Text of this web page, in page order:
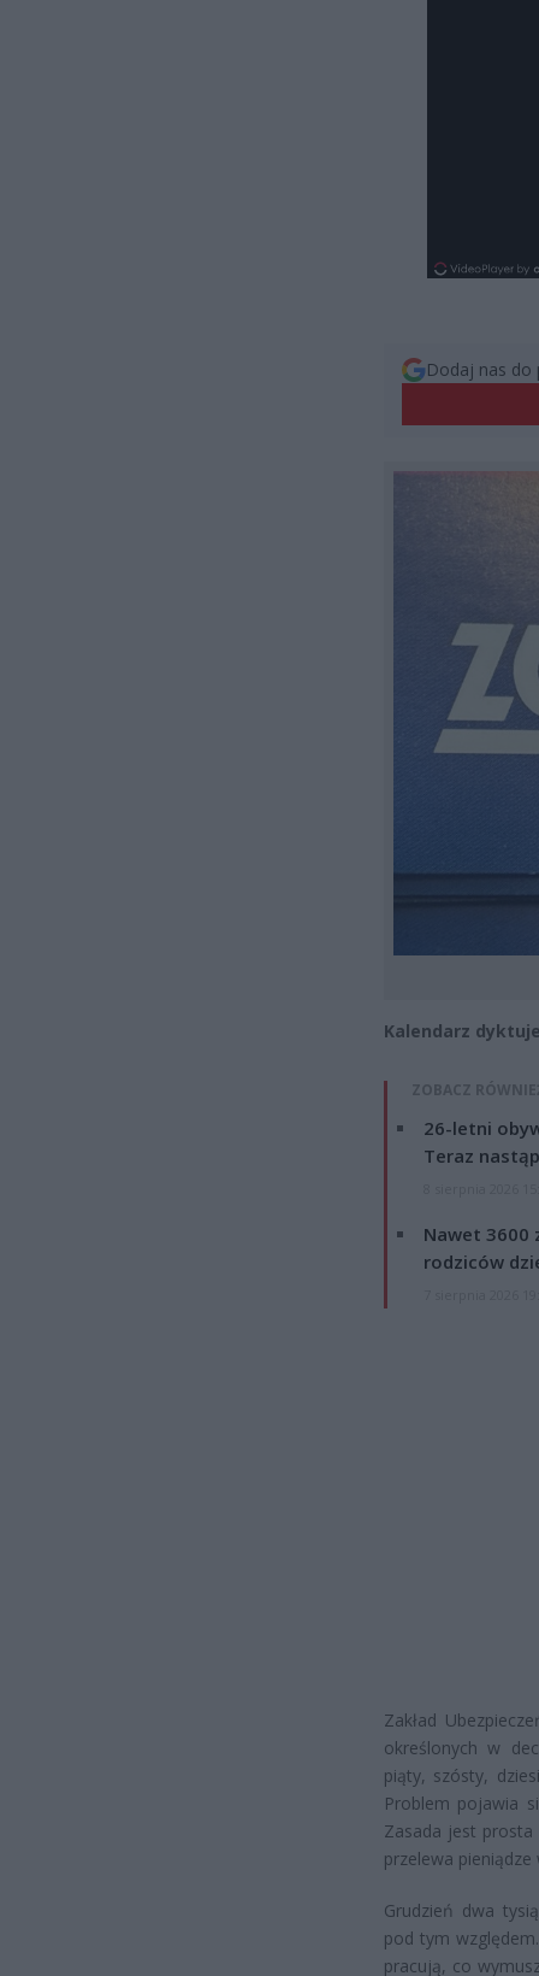
Dodaj nas do
Kalendarz
ZOBACZ
26-letni
Teraz
Nawet 3600
rodziców
Zakład
określonych w
piąty, szósty,
Problem pojawia
Zasada jest
przelewa
Grudzień dwa
pod tym
pracują, co